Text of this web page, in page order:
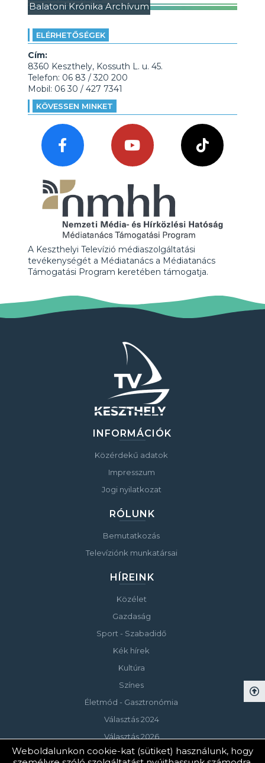
Balatoni Krónika Archívum
ELÉRHETŐSÉGEK
Cím:
8360 Keszthely, Kossuth L. u. 45.
Telefon: 06 83 / 320 200
Mobil: 06 30 / 427 7341
KÖVESSEN MINKET
A Keszthelyi Televízió médiaszolgáltatási
tevékenységét a Médiatanács a Médiatanács
Támogatási Program keretében támogatja.
INFORMÁCIÓK
Közérdekű adatok
Impresszum
Jogi nyilatkozat
RÓLUNK
Bemutatkozás
Televíziónk munkatársai
HÍREINK
Közélet
Gazdaság
Sport - Szabadidő
Kék hírek
Kultúra
Színes
Életmód - Gasztronómia
Választás 2024
Választás 2026
Weboldalunkon cookie-kat (sütiket) használunk, hogy